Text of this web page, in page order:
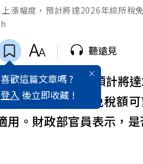
漲幅度，預計將達2026年綜所
喜歡這篇文章嗎 ?
登入 後立即收藏 !
聽遠見
CPI）上漲幅度，預計將
的漲幅試算，免稅額
用。財政部官員表示，